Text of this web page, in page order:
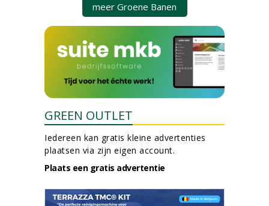
meer Groene Banen
GREEN OUTLET
Iedereen kan gratis kleine advertenties
plaatsen via zijn eigen account.
Plaats een gratis advertentie